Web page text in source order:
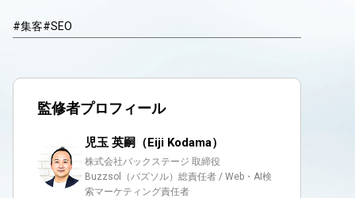
#集客#SEO
監修者プロフィール
児玉 英嗣（Eiji Kodama）
株式会社バックステージ 取締役
Buzzsol（バズソル）総責任者 / Web・AI検
索マーケティング責任者